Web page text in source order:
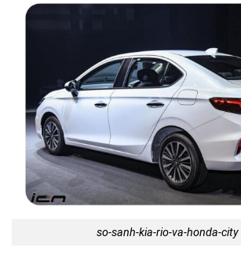
so-sanh-kia-rio-va-honda-city